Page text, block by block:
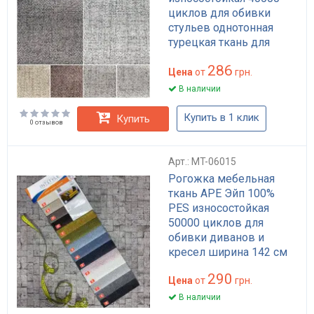
циклов для обивки
стульев однотонная
турецкая ткань для
Цена от 286 грн.
В наличии
0 отзывов Купить Купить в 1 клик
Арт.: MT-06015
Рогожка мебельная
ткань APE Эйп 100%
PES износостойкая
50000 циклов для
обивки диванов и
кресел ширина 142 см
Цена от 290 грн.
В наличии